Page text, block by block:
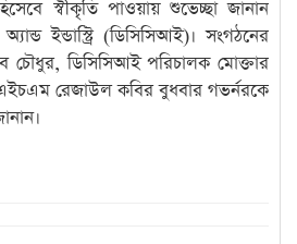
স্বীকৃতি পাওয়ায় শুভেচ্ছা জানান
ইন্ডাস্ট্রি (ডিসিসিআই)। সংগঠনের
চৌধুর, ডিসিসিআই পরিচালক মোক্তার
রেজাউল কবির বুধবার গভর্নরকে